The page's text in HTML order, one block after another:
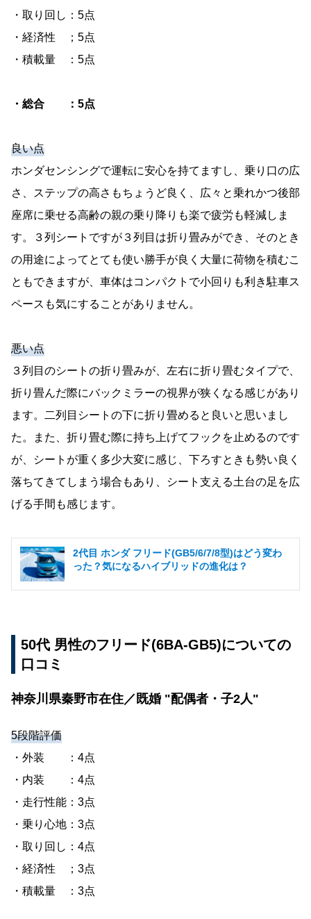
・取り回し：5点
・経済性 ；5点
・積載量 ：5点
・総合 ：5点
良い点
ホンダセンシングで運転に安心を持てますし、乗り口の広
さ、ステップの高さもちょうど良く、広々と乗れかつ後部
座席に乗せる高齢の親の乗り降りも楽で疲労も軽減しま
す。３列シートですが３列目は折り畳みができ、そのとき
の用途によってとても使い勝手が良く大量に荷物を積むこ
ともできますが、車体はコンパクトで小回りも利き駐車ス
ペースも気にすることがありません。
悪い点
３列目のシートの折り畳みが、左右に折り畳むタイプで、
折り畳んだ際にバックミラーの視界が狭くなる感じがあり
ます。二列目シートの下に折り畳めると良いと思いまし
た。また、折り畳む際に持ち上げてフックを止めるのです
が、シートが重く多少大変に感じ、下ろすときも勢い良く
落ちてきてしまう場合もあり、シート支える土台の足を広
げる手間も感じます。
​​2代目 ホンダ フリード(GB5/6/7/8型)はどう変わ
った？気になるハイブリッドの進化は？
50代 男性のフリード(6BA-GB5)についての
口コミ
神奈川県秦野市在住／既婚 "配偶者・子2人"
5段階評価
・外装 ：4点
・内装 ：4点
・走行性能：3点
・乗り心地：3点
・取り回し：4点
・経済性 ；3点
・積載量 ：3点